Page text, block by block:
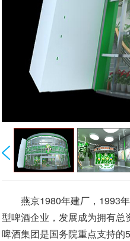
燕京1980年建厂，1993年
型啤酒企业，发展成为拥有
啤酒集团是国务院重点支持